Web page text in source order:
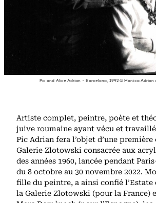
Pic and Alice Adrian - Barcelona, 1992 © Monica
Artiste complet, peintre, poète et
juive roumaine ayant vécu et travaillé
Pic Adrian fera l’objet d’une
Galerie Zlotowski consacrée aux
des années 1960, lancée pendant
du 8 octobre au 30 novembre 2022.
fille du peintre, a ainsi confié l’Estate
la Galerie Zlotowski (pour la France)